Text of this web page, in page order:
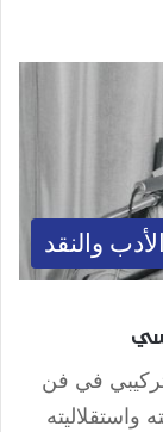
الأدب والنقد
في فن